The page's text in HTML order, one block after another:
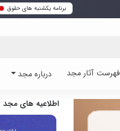
برنامه یکشنبه های حقوق
فهرست آثار مجد درباره مجد
اطلاعیه های مجد